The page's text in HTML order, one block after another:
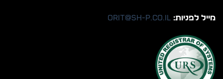
מייל לפניות: orit@sh-p.co.il